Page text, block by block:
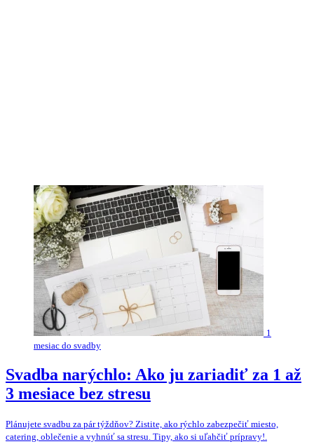
1
mesiac do svadby
Svadba narýchlo: Ako ju zariadiť za 1 až
3 mesiace bez stresu
Plánujete svadbu za pár týždňov? Zistite, ako rýchlo zabezpečiť miesto,
catering, oblečenie a vyhnúť sa stresu. Tipy, ako si uľahčiť prípravy!.